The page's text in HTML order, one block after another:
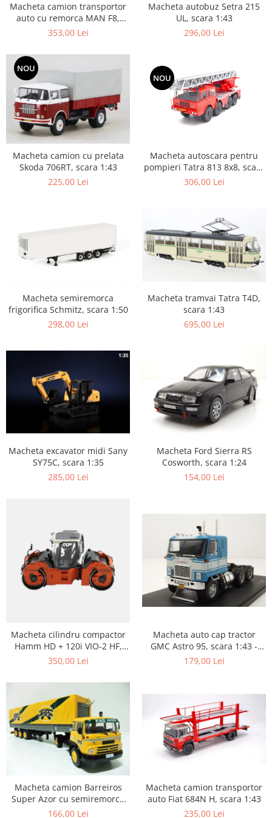
Macheta camion transportor
auto cu remorca MAN F8,
scara 1:43
353,00 Lei
Macheta autobuz Setra 215
UL, scara 1:43
296,00 Lei
NOU
Macheta camion cu prelata
Skoda 706RT, scara 1:43
225,00 Lei
NOU
Macheta autoscara pentru
pompieri Tatra 813 8x8, scara
1:43
306,00 Lei
Macheta semiremorca
frigorifica Schmitz, scara 1:50
298,00 Lei
Macheta tramvai Tatra T4D,
scara 1:43
695,00 Lei
Macheta excavator midi Sany
SY75C, scara 1:35
285,00 Lei
Macheta Ford Sierra RS
Cosworth, scara 1:24
154,00 Lei
Macheta cilindru compactor
Hamm HD + 120i VIO-2 HF,
scara 1:50
350,00 Lei
Macheta auto cap tractor
GMC Astro 95, scara 1:43 -
Copie
179,00 Lei
Macheta camion Barreiros
Super Azor cu semiremorca
cu prelata, scara 1:43
166,00 Lei
Macheta camion transportor
auto Fiat 684N H, scara 1:43
235,00 Lei